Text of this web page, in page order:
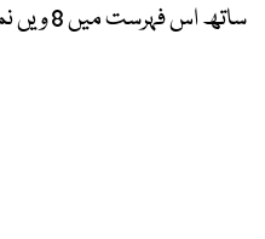
ساتھ اس فہرست میں 8 ویں نمبر پر رہے۔